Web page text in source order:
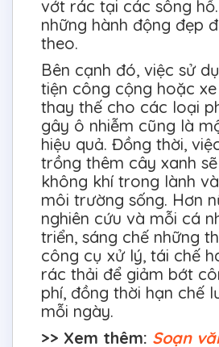
vớt rác tại các sông
những hành động đẹp
theo.
Bên cạnh đó, việc sử
tiện công cộng hoặc
thay thế cho các loại
gây ô nhiễm cũng là
hiệu quả. Đồng thời,
trồng thêm cây xanh
không khí trong lành
môi trường sống. Hơn
nghiên cứu và mỗi cá
triển, sáng chế những
công cụ xử lý, tái chế
rác thải để giảm bớt
phí, đồng thời hạn chế
mỗi ngày.
>> Xem thêm: Soạn